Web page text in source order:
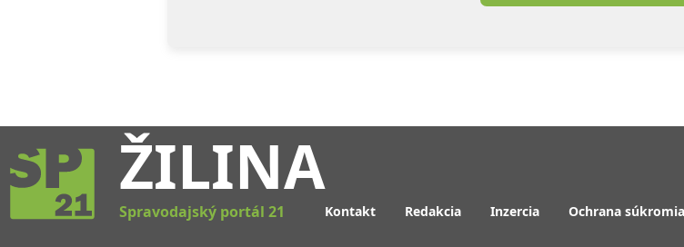
ŽILINA
Spravodajský portál 21 Kontakt Redakcia Inzercia Ochrana súkromia